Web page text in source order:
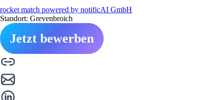
rocket match powered by notificAI GmbH
Standort: Grevenbroich
Jetzt bewerben